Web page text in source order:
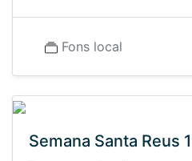
Fons local
Semana Santa Reus